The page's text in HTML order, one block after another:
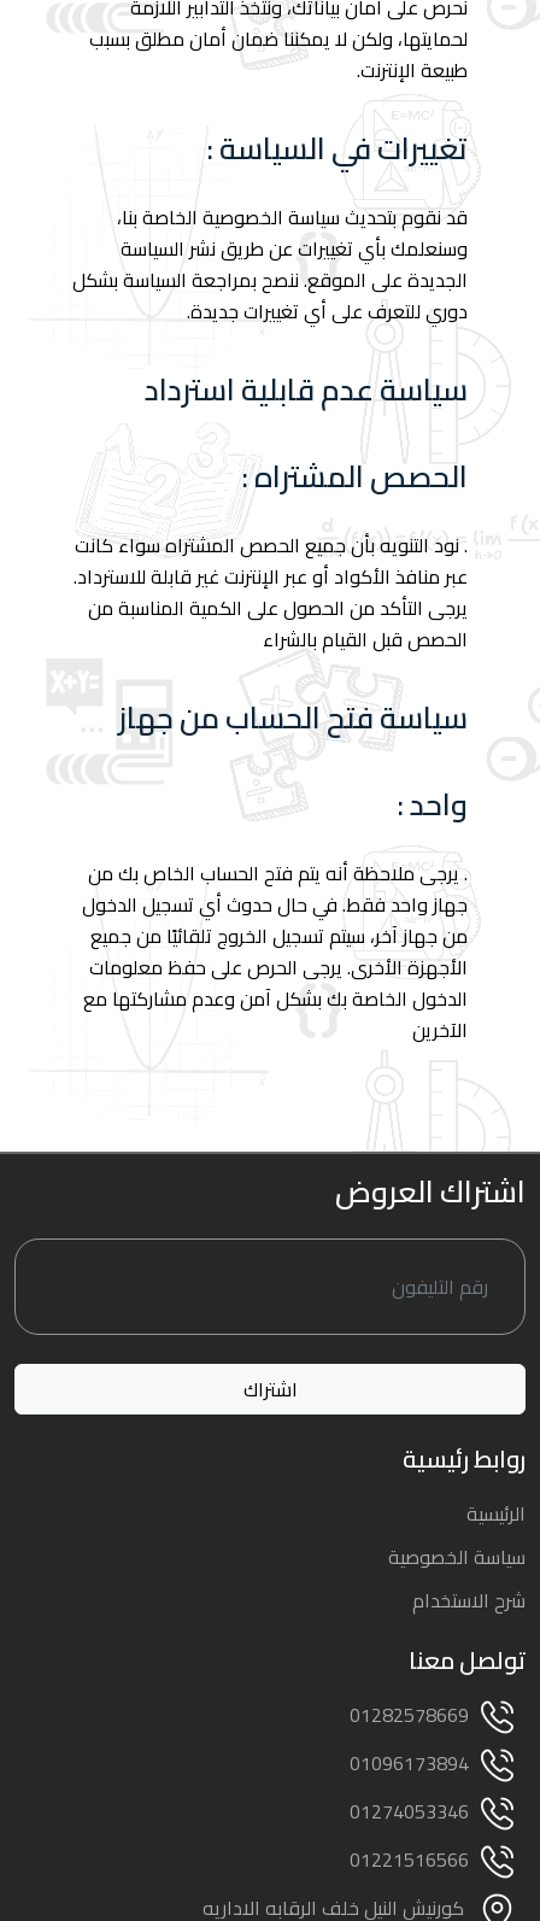
نحرص على أمان بياناتك، ونتخذ التدابير اللازمة
لحمايتها، ولكن لا يمكننا ضمان أمان مطلق بسبب
طبيعة الإنترنت.
تغييرات في السياسة :
قد نقوم بتحديث سياسة الخصوصية الخاصة بنا،
وسنعلمك بأي تغييرات عن طريق نشر السياسة
الجديدة على الموقع. ننصح بمراجعة السياسة بشكل
دوري للتعرف على أي تغييرات جديدة.
سياسة عدم قابلية استرداد
الحصص المشتراه :
. نود التنويه بأن جميع الحصص المشتراه سواء كانت
عبر منافذ الأكواد أو عبر الإنترنت غير قابلة للاسترداد.
يرجى التأكد من الحصول على الكمية المناسبة من
الحصص قبل القيام بالشراء
سياسة فتح الحساب من جهاز
واحد :
. يرجى ملاحظة أنه يتم فتح الحساب الخاص بك من
جهاز واحد فقط. في حال حدوث أي تسجيل الدخول
من جهاز آخر، سيتم تسجيل الخروج تلقائيًا من جميع
الأجهزة الأخرى. يرجى الحرص على حفظ معلومات
الدخول الخاصة بك بشكل آمن وعدم مشاركتها مع
الآخرين
اشتراك العروض
روابط رئيسية
الرئيسية
سياسة الخصوصية
شرح الاستخدام
تولصل معنا
01282578669
01096173894
01274053346
01221516566
كورنيش النيل خلف الرقابه الاداريه